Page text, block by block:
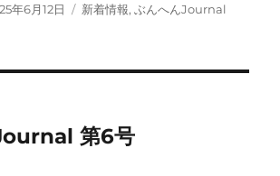
年6月12日
カ
新着情報,ぶんへんJournal
第6号